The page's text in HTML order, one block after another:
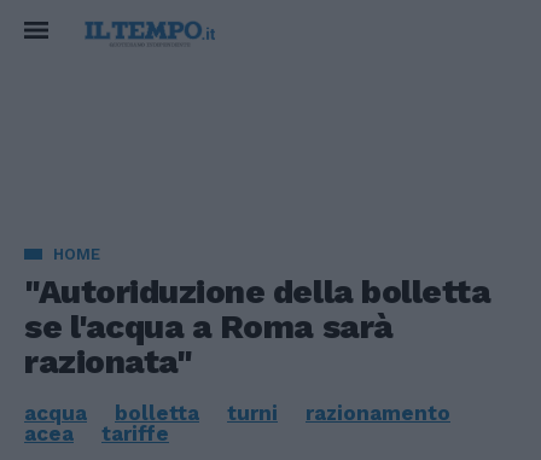
HOME
"Autoriduzione della bolletta
se l'acqua a Roma sarà
razionata"
acqua bolletta turni
razionamento
acea
tariffe